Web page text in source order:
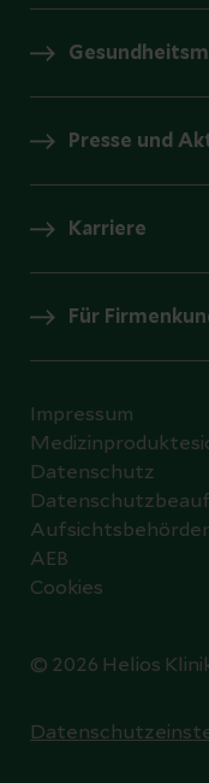
Presse und
Karriere
Für
© 2026 Helios
Impressum
Datenschutz
AEB
Cookies